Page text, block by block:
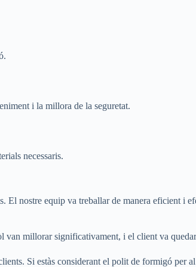
i la millora de la seguretat.
necessaris.
nostre equip va treballar de manera eficient i
millorar significativament, i el client va
Si estàs considerant el polit de formigó per